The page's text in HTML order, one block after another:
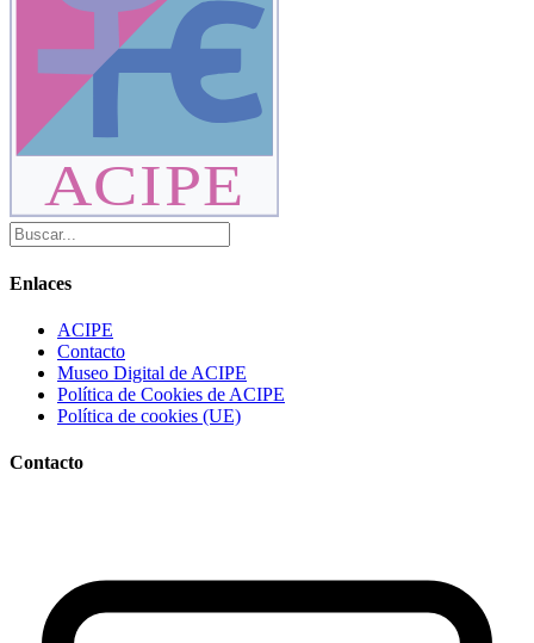
ACIPE
Enlaces
ACIPE
Contacto
Museo Digital de ACIPE
Política de Cookies de ACIPE
Política de cookies (UE)
Contacto